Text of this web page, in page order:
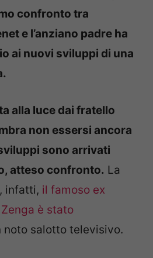
confronto tra
e l’anziano padre ha
ai nuovi sviluppi di una
alla luce dai fratello
non essersi ancora
sono arrivati
atteso confronto. La
infatti, il famoso ex
è stato
noto salotto televisivo.